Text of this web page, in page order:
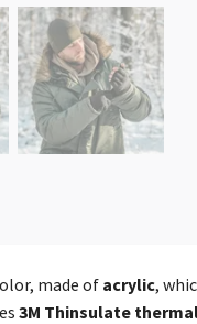
made of acrylic,
3M Thinsulate